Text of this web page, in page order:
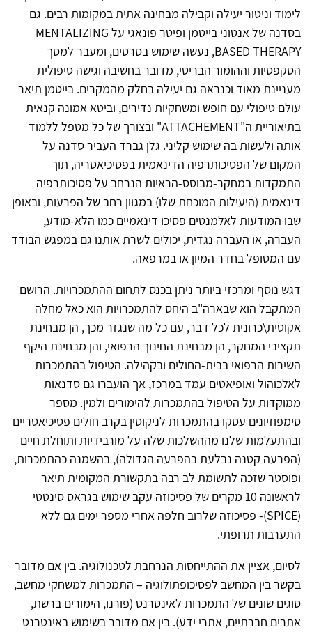
לימוד וניטור יעילה וקבילה מבחינה אתית במקומות רבים. גם
בסדנה של אנטוני בייטמן ופיטר פונאגי על MENTALIZING
BASED THERAPY, נעשה שימוש בסרטים, ומעבר למסך
הסקפטיות וההומור הבריטי, מדובר בחשיבה וגישה טיפולית
מעניינת מאוד וכנראה גם יעילה בחלק מהמקרים. בייטמן תיאר
עולם טיפולי עם חופש ומשחקיות נדירים, וביטא אמונה קנאית
בתיאוריית ה"ATTACHEMENT" ובצורך של כל מטפל ללמוד
אותה ולעשות בה שימוש קליני. גלן גברד העביר סדנה על
המקום של הפסיכותרפיה הדינאמית בפסיכיאטריה, תוך
התמקדות במחקר-מבוסס-הראיות הנרחב על פסיכותרפיה
דינאמית (היעילות המוכחת שלו) במגוון רחב של הפרעות, ובאופן
שבו המודעות לאלמנטים פסיכו דינאמיים כמו הלא-מודע,
העברה, או העברה נגדית, יכולים לשרת אותנו גם במפגש הבודד
עם המטופל בחדר המיון או במרפאה.
דגש נוסף ומרכזי ביותר ניתן בכנס לתחום ההתמכרויות. הרושם
המתקבל הוא שבארה"ב היחס להתמכרויות הוא כאל מחלה
אקוטית\כרונית לכל דבר, עם כל מה שנגזר מכך, הן מבחינת
תקציבי המחקר, הן מבחינת החינוך הרפואי, והן מבחינת היקף
השירות הרפואי בבית-החולים ובקהילה. הטיפול בהתמכרות
לאלכוהול ואופיאטים עמד במרכז, אך הועברו גם סדנאות
ממוקדות על הטיפול בהתמכרות להימורים ולמין. מספר
סימפוזיונים עסקו בהתמכרות לניקוטין בקרב חולים פסיכיאטריים
ובהתעלמות שלנו מההשלכות שלה על מורבידיות ותוחלת חיים
(הפרעה קטנה נבלעת בהפרעה הגדולה), בהשמנה כהתמכרות,
ופוסטר שזכה לתשומת לב רבה בתקשורת המקומית תיאר
לראשונה 10 מקרים של פסיכוזה עקב שימוש בגראס סינטטי
(SPICE)- פסיכוזה שלרוב חלפה אחרי מספר ימים גם ללא
התערבות תרופתי.
לסיום, אציין את ההתייחסות הנרחבת לטכנולוגיה. בין אם מדובר
בקשר בין המחשב לפסיכופתולוגיה – התמכרות למשחקי מחשב,
סוגים שונים של התמכרות לאינטרנט (פורנו, הימורים ברשת,
אתרים חברתיים, אתרי ידע). בין אם מדובר בשימוש באינטרנט